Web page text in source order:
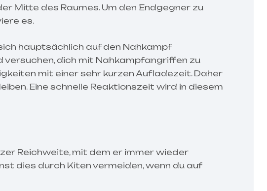
Mitte des Raumes. Um den Endgegner zu
es.
hauptsächlich auf den Nahkampf
versuchen, dich mit Nahkampfangriffen zu
mit einer sehr kurzen Aufladezeit. Daher
Eine schnelle Reaktionszeit wird in diesem
Reichweite, mit dem er immer wieder
dies durch Kiten vermeiden, wenn du auf